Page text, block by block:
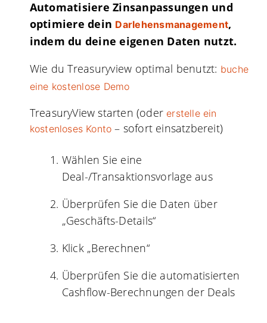
Automatisiere Zinsanpassungen und
optimiere dein Darlehensmanagement,
indem du deine eigenen Daten nutzt.
Wie du Treasuryview optimal benutzt: buche
eine kostenlose Demo
TreasuryView starten (oder erstelle ein
kostenloses Konto – sofort einsatzbereit)
Wählen Sie eine
Deal-/Transaktionsvorlage aus
Überprüfen Sie die Daten über
„Geschäfts-Details“
Klick „Berechnen“
Überprüfen Sie die automatisierten
Cashflow-Berechnungen der Deals